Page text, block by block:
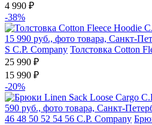
4 990 ₽
-38%
S C.P. Company Толстовка Cotton
25 990 ₽
15 990 ₽
-20%
46 48 50 52 54 56 C.P. Company